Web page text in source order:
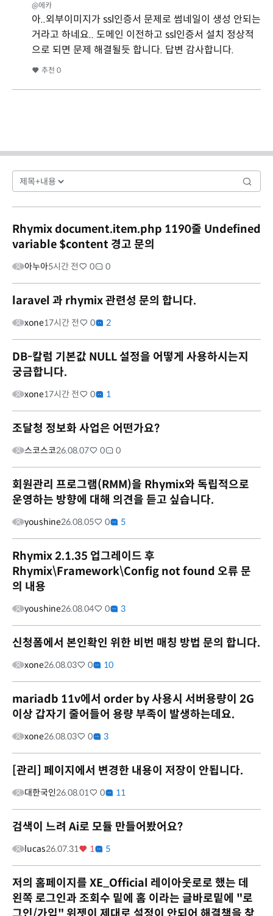
@에카
아..외부이미지가 ssl인증서 문제로 썸네일이 생성 안되는
거라고 하네요.. 도메인 이전하고 ssl인증서 설치 정상적
으로 되면 문제 해결될듯 합니다. 답변 감사합니다.
추천 0
Rhymix document.item.php 1190줄 Undefined
variable $content 경고 문의
아누아5시간 전 0 0
laravel 과 rhymix 관련성 문의 합니다.
xone17시간 전 0 2
DB-칼럼 기본값 NULL 설정을 어떻게 사용하시는지
궁금합니다.
xone17시간 전 0 1
조달청 정보화 사업은 어떤가요?
스코스코26.08.07 0 0
회원관리 프로그램(RMM)을 Rhymix와 독립적으로
운영하는 방향에 대해 의견을 듣고 싶습니다.
youshine26.08.05 0 5
Rhymix 2.1.35 업그레이드 후
Rhymix\Framework\Config not found 오류 문
의 내용
youshine26.08.04 0 3
신청폼에서 본인확인 위한 비번 매칭 방법 문의 합니다.
xone26.08.03 0 10
mariadb 11v에서 order by 사용시 서버용량이 2G
이상 갑자기 줄어들어 용량 부족이 발생하는데요.
xone26.08.03 0 3
[관리] 페이지에서 변경한 내용이 저장이 안됩니다.
대한국인26.08.01 0 11
검색이 느려 Ai로 모듈 만들어봤어요?
lucas26.07.31 1 5
저의 홈페이지를 XE_Official 레이아웃로로 했는 데
왼쪽 로그인과 조회수 밑에 홈 이라는 글바로밑에 "로